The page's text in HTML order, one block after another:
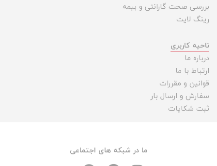
بررسی صحت گارانتی و بیمه
رینگ لایت
ناحیه کاربری
درباره ما
ارتباط با ما
قوانین و مقررات
سفارش و ارسال بار
ثبت شکایات
ما در شبکه های اجتماعی